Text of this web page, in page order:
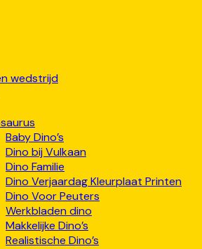
wedstrijd
Baby Dino’s
Dino bij Vulkaan
Dino Familie
Dino Verjaardag Kleurplaat Printen
Dino Voor Peuters
Werkbladen dino
Makkelijke Dino’s
Realistische Dino’s